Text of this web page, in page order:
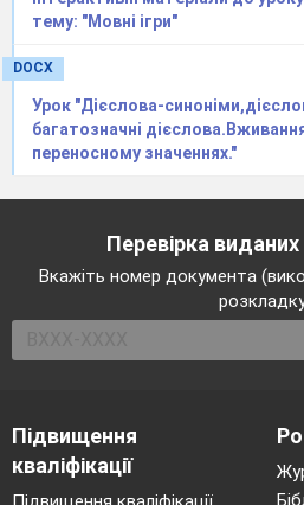
тему: "Мовні ігри"
DOCX
Урок "Дієслова-
багатозначні
переносному значеннях."
Перевірка
Вкажіть номер документа
Підвищення
кваліфікації